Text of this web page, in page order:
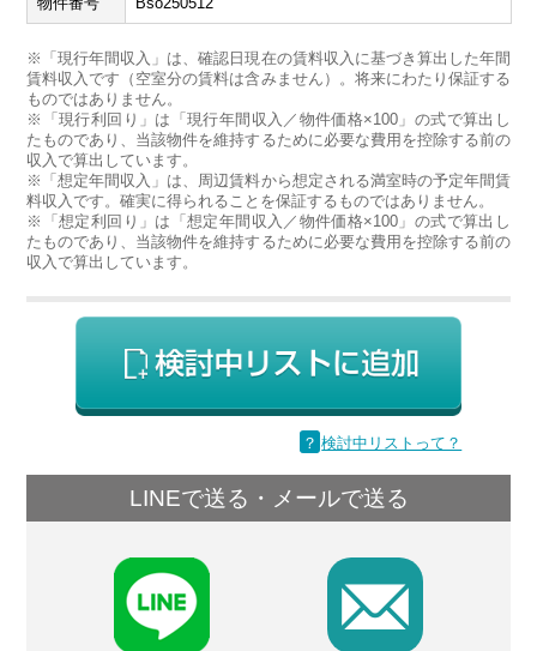
※「現行年間収入」は、確認日現在の賃料収入に基づき算出した年間
賃料収入です（空室分の賃料は含みません）。将来にわたり保証する
ものではありません。
※「現行利回り」は「現行年間収入／物件価格×100」の式で算出し
たものであり、当該物件を維持するために必要な費用を控除する前の
収入で算出しています。
※「想定年間収入」は、周辺賃料から想定される満室時の予定年間賃
料収入です。確実に得られることを保証するものではありません。
※「想定利回り」は「想定年間収入／物件価格×100」の式で算出し
たものであり、当該物件を維持するために必要な費用を控除する前の
収入で算出しています。
？ 検討中リストって？
LINEで送る・メールで送る
F